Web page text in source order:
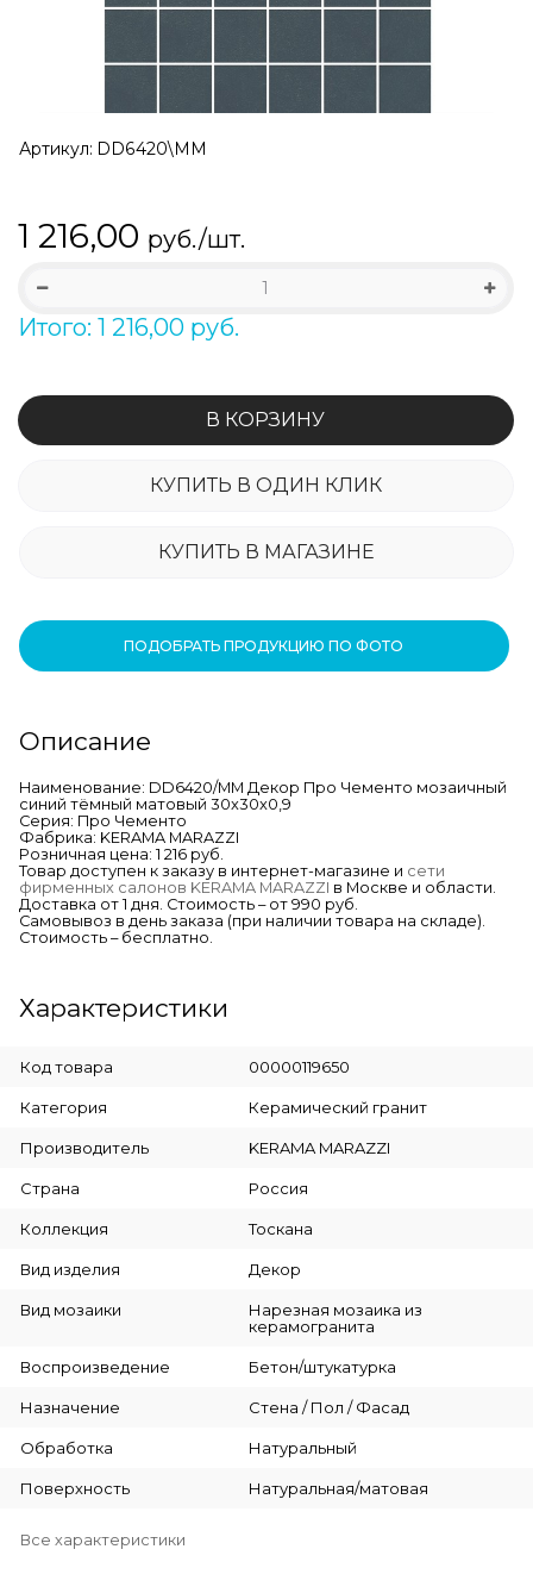
Артикул: DD6420\MM
1 216,00 руб./шт.
Итого: 1 216,00 руб.
В КОРЗИНУ
КУПИТЬ В ОДИН КЛИК
КУПИТЬ В МАГАЗИНЕ
ПОДОБРАТЬ ПРОДУКЦИЮ ПО ФОТО
Описание
Наименование: DD6420/MM Декор Про Чементо мозаичный
синий тёмный матовый 30x30x0,9
Серия: Про Чементо
Фабрика: KERAMA MARAZZI
Розничная цена: 1 216 руб.
Товар доступен к заказу в интернет-магазине и сети
фирменных салонов KERAMA MARAZZI в Москве и области.
Доставка от 1 дня. Стоимость – от 990 руб.
Самовывоз в день заказа (при наличии товара на складе).
Стоимость – бесплатно.
Характеристики
Код товара 00000119650
Категория Керамический гранит
Производитель KERAMA MARAZZI
Страна Россия
Коллекция Тоскана
Вид изделия Декор
Вид мозаики
Нарезная мозаика из
керамогранита
Воспроизведение Бетон/штукатурка
Назначение Стена / Пол / Фасад
Обработка Натуральный
Поверхность Натуральная/матовая
Все характеристики